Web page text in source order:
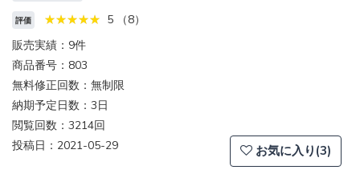
評価
5 （8）
販売実績：9件
商品番号：803
無料修正回数：無制限
納期予定日数：3日
閲覧回数：3214回
投稿日：2021-05-29
お気に入り(3)